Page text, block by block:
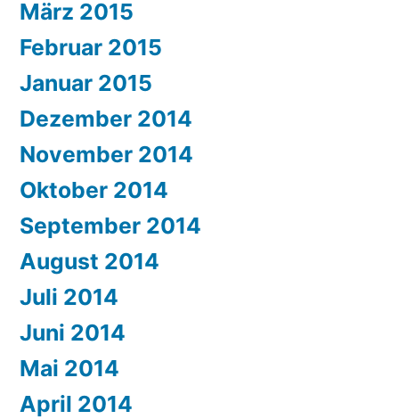
März 2015
Februar 2015
Januar 2015
Dezember 2014
November 2014
Oktober 2014
September 2014
August 2014
Juli 2014
Juni 2014
Mai 2014
April 2014